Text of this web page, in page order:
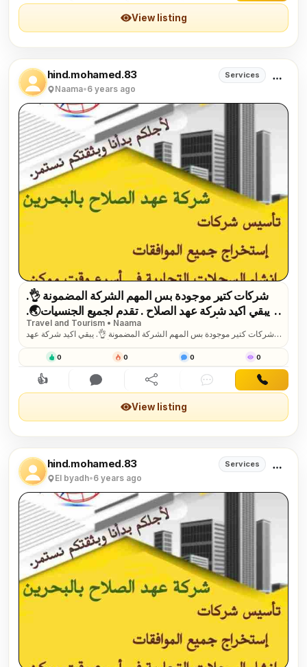
View listing
hind.mohamed.83
Naama•6 years ago
Services
شركات كتير موجودة بس المهم الشركة المضمونة 👌.
يبقي اكيد شركة عهد الصلاح . تقدم لجميع الجنسيات🌏.
خدماتها فى تأسيس الشركات _ إصدار السجلات التجارية
_ تخليص المعاملات _الزيارات و الإقامات . لمزيد من...
Travel and Tourism • Naama
شركات كتير موجودة بس المهم الشركة المضمونة 👌. يبقي اكيد شركة عهد
السجلات التجارية _ تخليص المعاملات _الزيارات و الإقامات . لمزيد من
المعلومات تواصل خاص📧/هند محمد
0 0 0 0
👍Interested Comment Share Chat Contact
View listing
hind.mohamed.83
El byadh•6 years ago
Services